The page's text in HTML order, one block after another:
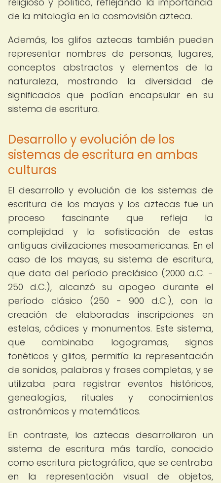
de la mitología en la cosmovisión azteca.
Además, los glifos aztecas también pueden
representar nombres de personas, lugares,
conceptos abstractos y elementos de la
naturaleza, mostrando la diversidad de
significados que podían encapsular en su
sistema de escritura.
Desarrollo y evolución de los
sistemas de escritura en ambas
culturas
El desarrollo y evolución de los sistemas de
escritura de los mayas y los aztecas fue un
proceso fascinante que refleja la
complejidad y la sofisticación de estas
antiguas civilizaciones mesoamericanas. En el
caso de los mayas, su sistema de escritura,
que data del período preclásico (2000 a.C. -
250 d.C.), alcanzó su apogeo durante el
período clásico (250 - 900 d.C.), con la
creación de elaboradas inscripciones en
estelas, códices y monumentos. Este sistema,
que combinaba logogramas, signos
fonéticos y glifos, permitía la representación
de sonidos, palabras y frases completas, y se
utilizaba para registrar eventos históricos,
genealogías, rituales y conocimientos
astronómicos y matemáticos.
En contraste, los aztecas desarrollaron un
sistema de escritura más tardío, conocido
como escritura pictográfica, que se centraba
en la representación visual de objetos,